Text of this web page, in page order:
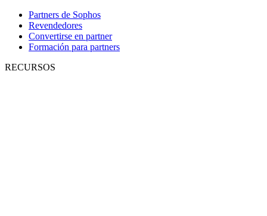
Partners de Sophos
Revendedores
Convertirse en partner
Formación para partners
RECURSOS